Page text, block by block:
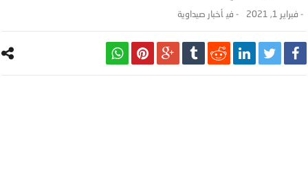
- فبراير 1, 2021 - ‎في أخبار صيداوية